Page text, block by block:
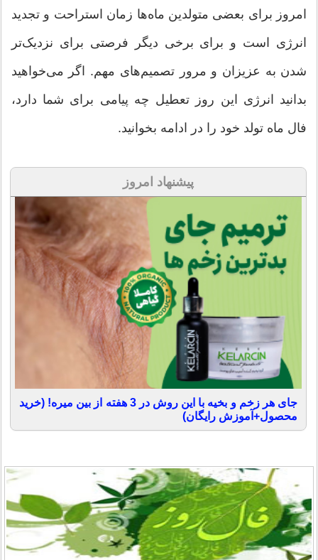
امروز برای بعضی متولدین ماه‌ها زمان استراحت و تجدید
انرژی است و برای برخی دیگر فرصتی برای نزدیک‌تر
شدن به عزیزان و مرور تصمیم‌های مهم. اگر می‌خواهید
بدانید انرژی این روز تعطیل چه پیامی برای شما دارد،
فال ماه تولد خود را در ادامه بخوانید.
پیشنهاد امروز
جای هر زخم و بخیه با این روش در 3 هفته از بین میره! (خرید
محصول+آموزش رایگان)